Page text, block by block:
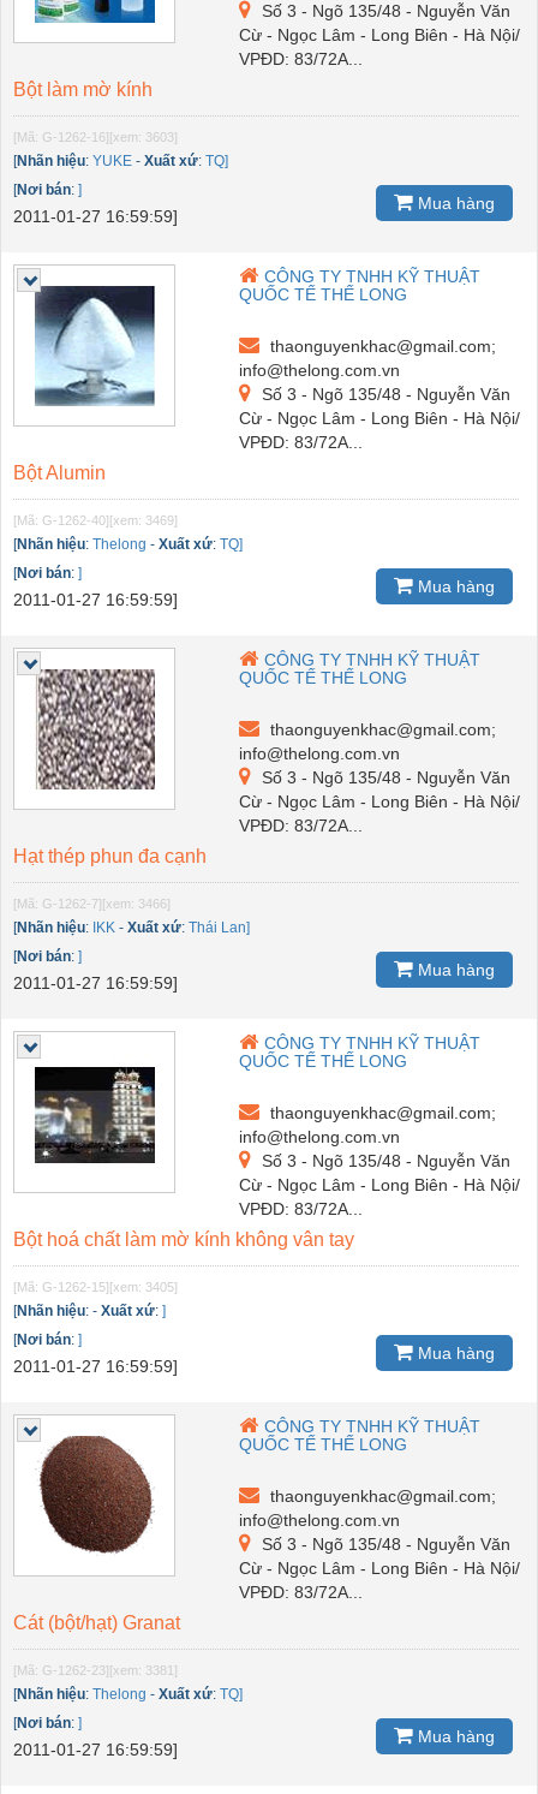
Số 3 - Ngõ 135/48 - Nguyễn Văn
Cừ - Ngọc Lâm - Long Biên - Hà Nội/
VPĐD: 83/72A...
Bột làm mờ kính
[Mã: G-1262-16][xem: 3603]
[Nhãn hiệu: YUKE - Xuất xứ: TQ]
[Nơi bán: ]
2011-01-27 16:59:59]
Mua hàng
CÔNG TY TNHH KỸ THUẬT
QUỐC TẾ THẾ LONG
thaonguyenkhac@gmail.com;
info@thelong.com.vn
Số 3 - Ngõ 135/48 - Nguyễn Văn
Cừ - Ngọc Lâm - Long Biên - Hà Nội/
VPĐD: 83/72A...
Bột Alumin
[Mã: G-1262-40][xem: 3469]
[Nhãn hiệu: Thelong - Xuất xứ: TQ]
[Nơi bán: ]
2011-01-27 16:59:59]
Mua hàng
CÔNG TY TNHH KỸ THUẬT
QUỐC TẾ THẾ LONG
thaonguyenkhac@gmail.com;
info@thelong.com.vn
Số 3 - Ngõ 135/48 - Nguyễn Văn
Cừ - Ngọc Lâm - Long Biên - Hà Nội/
VPĐD: 83/72A...
Hạt thép phun đa cạnh
[Mã: G-1262-7][xem: 3466]
[Nhãn hiệu: IKK - Xuất xứ: Thái Lan]
[Nơi bán: ]
2011-01-27 16:59:59]
Mua hàng
CÔNG TY TNHH KỸ THUẬT
QUỐC TẾ THẾ LONG
thaonguyenkhac@gmail.com;
info@thelong.com.vn
Số 3 - Ngõ 135/48 - Nguyễn Văn
Cừ - Ngọc Lâm - Long Biên - Hà Nội/
VPĐD: 83/72A...
Bột hoá chất làm mờ kính không vân tay
[Mã: G-1262-15][xem: 3405]
[Nhãn hiệu: - Xuất xứ: ]
[Nơi bán: ]
2011-01-27 16:59:59]
Mua hàng
CÔNG TY TNHH KỸ THUẬT
QUỐC TẾ THẾ LONG
thaonguyenkhac@gmail.com;
info@thelong.com.vn
Số 3 - Ngõ 135/48 - Nguyễn Văn
Cừ - Ngọc Lâm - Long Biên - Hà Nội/
VPĐD: 83/72A...
Cát (bột/hạt) Granat
[Mã: G-1262-23][xem: 3381]
[Nhãn hiệu: Thelong - Xuất xứ: TQ]
[Nơi bán: ]
2011-01-27 16:59:59]
Mua hàng